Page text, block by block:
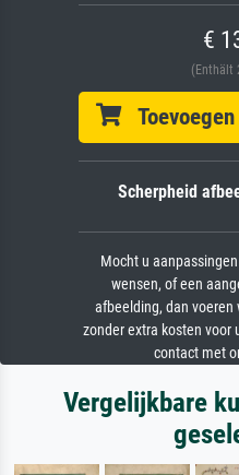
€
(Enthält
Toevoegen
Scherpheid
Mocht u
wensen, of een
afbeelding, dan voeren
zonder extra kosten voor
contact met
Vergelijkbare